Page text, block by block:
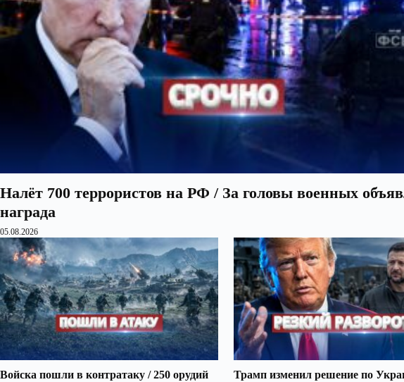
Налёт 700 террористов на РФ / За головы военных
награда
05.08.2026
Войска пошли в контратаку / 250 орудий
Трамп изменил решение по